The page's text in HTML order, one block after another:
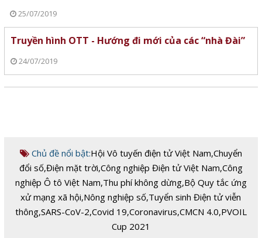
25/07/2019
Truyền hình OTT - Hướng đi mới của các “nhà Đài”
24/07/2019
Chủ đề nổi bật:Hội Vô tuyến điện tử Việt Nam,Chuyển
đổi số,Điện mặt trời,Công nghiệp Điện tử Việt Nam,Công
nghiệp Ô tô Việt Nam,Thu phí không dừng,Bộ Quy tắc ứng
xử mạng xã hội,Nông nghiệp số,Tuyển sinh Điện tử viễn
thông,SARS-CoV-2,Covid 19,Coronavirus,CMCN 4.0,PVOIL
Cup 2021